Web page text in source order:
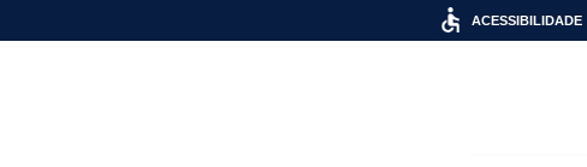
ACESSIBILIDADE